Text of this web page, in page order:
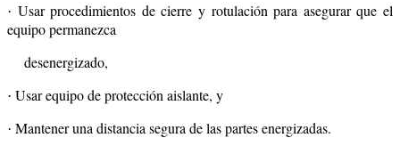
· Usar procedimientos de cierre y rotulación para asegurar que el
equipo permanezca
desenergizado,
· Usar equipo de protección aislante, y
· Mantener una distancia segura de las partes energizadas.